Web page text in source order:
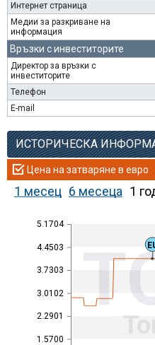
Интернет страница
Медии за разкриване на
информация
Връзки с инвеститорите
Директор за връзки с
инвеститорите
Телефон
E-mail
Цена на затваряне в евро
1 месец 6 месеца 1
1.5700
2.2901
3.0102
3.7303
4.4503
5.1704